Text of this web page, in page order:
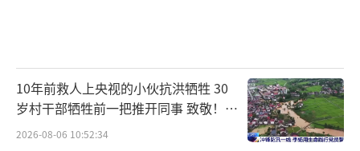
10年前救人上央视的小伙抗洪牺牲 30
岁村干部牺牲前一把推开同事 致敬！送
别！
2026-08-06 10:52:34